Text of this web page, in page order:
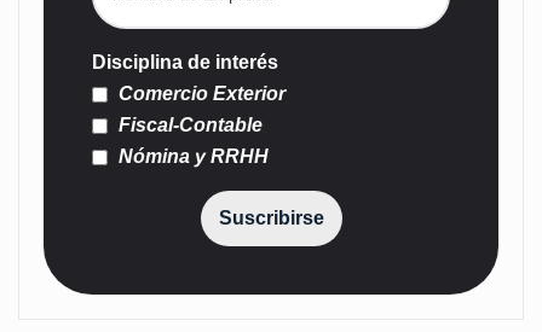
Disciplina de interés
Comercio Exterior
Fiscal-Contable
Nómina y RRHH
Suscribirse